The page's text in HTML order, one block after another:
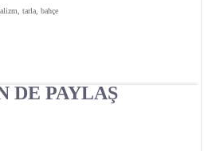
tarla, bahçe
DE PAYLAŞ